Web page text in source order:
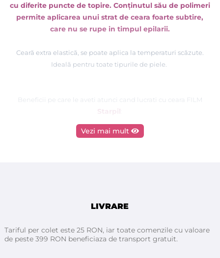
cu diferite puncte de topire. Conținutul său de polimeri
permite aplicarea unui strat de ceara foarte subtire,
care nu se rupe in timpul epilarii.
Ceară extra elastică, se poate aplica la temperaturi scăzute.
Ideală pentru toate tipurile de piele.
Beneficii pe care le aveti atunci cand lucrati cu ceara FILM
, foarte elastică , textura moale, epilare perfecta a
- Se trage ușor de pe piele, ceea ce reduce senzația de durere
- Se topeste foarte rapid
- Disponibilăîn diferite formate (ceara la cuburi, si granule)
Vezi mai mult
LIVRARE
Tariful per colet este 25 RON, iar toate comenzile cu valoare
de peste 399 RON beneficiaza de transport gratuit.